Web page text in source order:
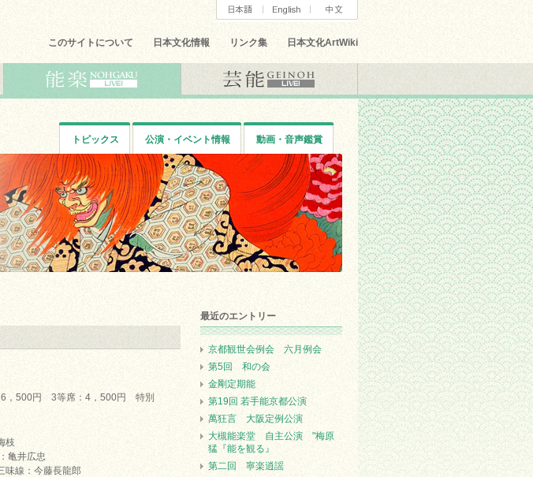
このサイトについて 日本文化情報 リンク集 日本文化ArtWiki
トピックス 公演・イベント情報 動画・音声鑑賞
，500円 3等席：4，500円 特別
枝
亀井広忠
線：今藤長龍郎
最近のエントリー
京都観世会例会 六月例会
第5回 和の会
金剛定期能
第19回 若手能京都公演
萬狂言 大阪定例公演
大槻能楽堂 自主公演 "梅原
猛『能を観る』
第二回 寧楽逍謡